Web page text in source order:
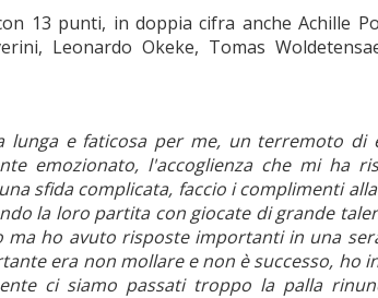
13 punti, in doppia cifra anche Achille
Leonardo Okeke, Tomas
lunga e faticosa per me, un terremoto di
emozionato, l'accoglienza che mi ha
sfida complicata, faccio i complimenti
la loro partita con giocate di grande
ho avuto risposte importanti in una
era non mollare e non è successo, ho
ci siamo passati troppo la palla